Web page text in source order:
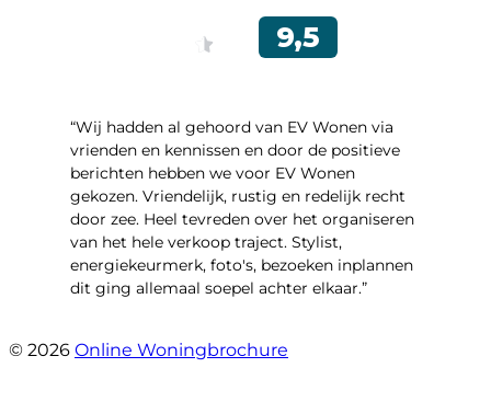
“Wij hadden al gehoord van EV Wonen via
vrienden en kennissen en door de positieve
berichten hebben we voor EV Wonen
gekozen. Vriendelijk, rustig en redelijk recht
door zee. Heel tevreden over het organiseren
van het hele verkoop traject. Stylist,
energiekeurmerk, foto's, bezoeken inplannen
dit ging allemaal soepel achter elkaar.”
© 2026 Online Woningbrochure